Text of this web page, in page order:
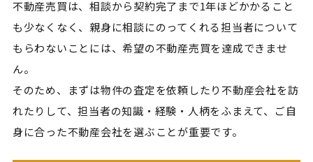
不動産売買は、相談から契約完了まで1年ほどかかること
も少なくなく、親身に相談にのってくれる担当者について
もらわないことには、希望の不動産売買を達成できませ
ん。
そのため、まずは物件の査定を依頼したり不動産会社を訪
れたりして、担当者の知識・経験・人柄をふまえて、ご自
身に合った不動産会社を選ぶことが重要です。